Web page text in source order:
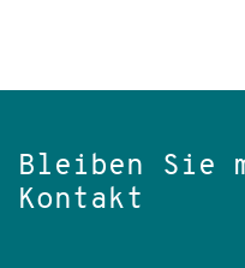
Bleiben Sie
Kontakt